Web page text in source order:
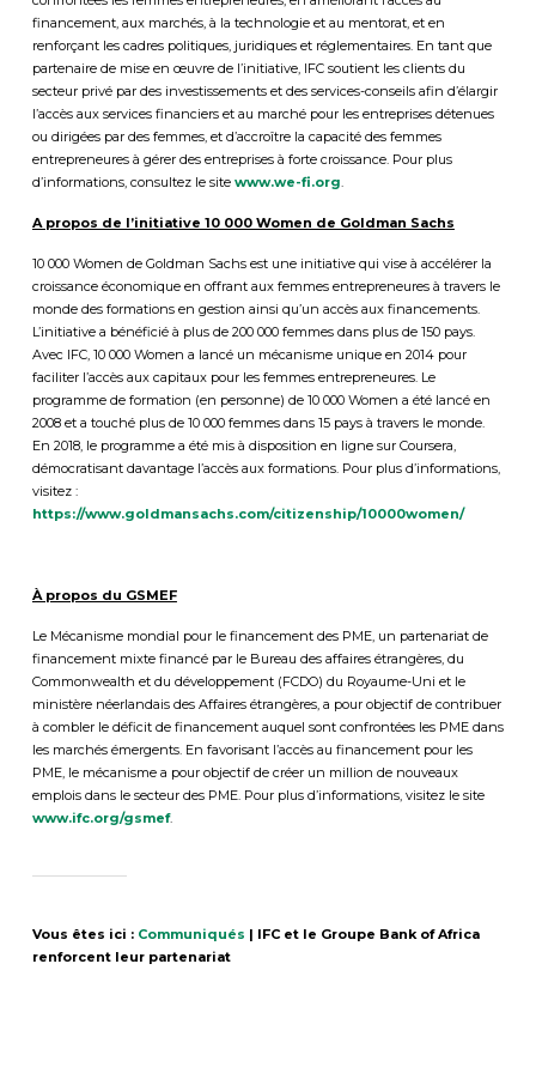
financement, aux marchés, à la technologie et au mentorat, et en
renforçant les cadres politiques, juridiques et réglementaires. En tant que
partenaire de mise en œuvre de l’initiative, IFC soutient les clients du
secteur privé par des investissements et des services-conseils afin d’élargir
l’accès aux services financiers et au marché pour les entreprises détenues
ou dirigées par des femmes, et d’accroître la capacité des femmes
entrepreneures à gérer des entreprises à forte croissance. Pour plus
d’informations, consultez le site www.we-fi.org.
A propos de l’initiative 10 000 Women de Goldman Sachs
10 000 Women de Goldman Sachs est une initiative qui vise à accélérer la
croissance économique en offrant aux femmes entrepreneures à travers le
monde des formations en gestion ainsi qu’un accès aux financements.
L’initiative a bénéficié à plus de 200 000 femmes dans plus de 150 pays.
Avec IFC, 10 000 Women a lancé un mécanisme unique en 2014 pour
faciliter l’accès aux capitaux pour les femmes entrepreneures. Le
programme de formation (en personne) de 10 000 Women a été lancé en
2008 et a touché plus de 10 000 femmes dans 15 pays à travers le monde.
En 2018, le programme a été mis à disposition en ligne sur Coursera,
démocratisant davantage l’accès aux formations. Pour plus d’informations,
visitez :
https://www.goldmansachs.com/citizenship/10000women/
À propos du GSMEF
Le Mécanisme mondial pour le financement des PME, un partenariat de
financement mixte financé par le Bureau des affaires étrangères, du
Commonwealth et du développement (FCDO) du Royaume-Uni et le
ministère néerlandais des Affaires étrangères, a pour objectif de contribuer
à combler le déficit de financement auquel sont confrontées les PME dans
les marchés émergents. En favorisant l’accès au financement pour les
PME, le mécanisme a pour objectif de créer un million de nouveaux
emplois dans le secteur des PME. Pour plus d’informations, visitez le site
www.ifc.org/gsmef.
Vous êtes ici : Communiqués | IFC et le Groupe Bank of Africa
renforcent leur partenariat